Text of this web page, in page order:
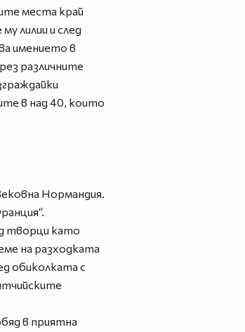
места край
лилии и след
имението в
различните
в над 40, които
Нормандия.
творци като
на разходката
обиколката с
в приятна